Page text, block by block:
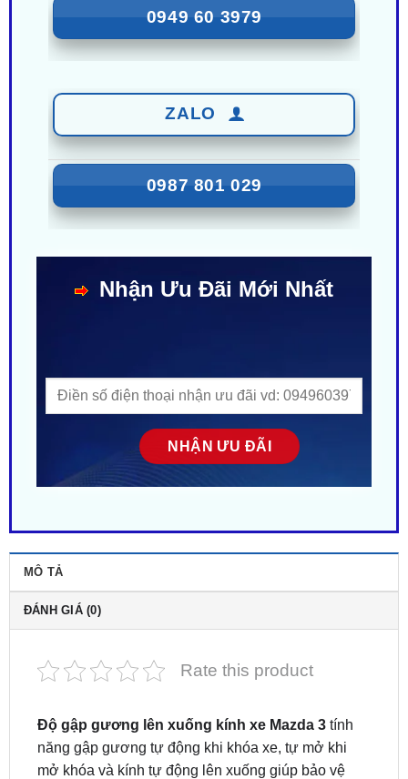
0987 801 029
ĐÁNH GIÁ (0)
Độ gập gương lên xuống kính xe Mazda 3
mở khóa và kính tự động lên xuống giúp bảo vệ
gương chiếu hậu khi đỗ xe nơi chật hẹp, hạn chế
va quẹt và đảm bảo khoang xe luôn kín an toàn. Tại